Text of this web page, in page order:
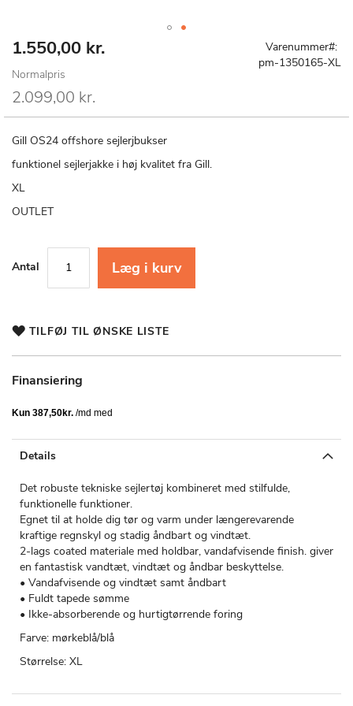
Special
1.550,00 kr.
Normalpris
2.099,00 kr.
Varenummer
pm-1350165-XL
Gill OS24 offshore sejlerjbukser
funktionel sejlerjakke i høj kvalitet fra Gill.
XL
OUTLET
Antal Læg i kurv
TILFØJ TIL ØNSKE LISTE
Finansiering
Gå
starten
af
billedgalleriet
Details
Det robuste tekniske sejlertøj kombineret med stilfulde,
funktionelle funktioner.
Egnet til at holde dig tør og varm under længerevarende
kraftige regnskyl og stadig åndbart og vindtæt.
2-lags coated materiale med holdbar, vandafvisende finish. giver
en fantastisk vandtæt, vindtæt og åndbar beskyttelse.
• Vandafvisende og vindtæt samt åndbart
• Fuldt tapede sømme
• Ikke-absorberende og hurtigtørrende foring
Farve: mørkeblå/blå
Størrelse: XL